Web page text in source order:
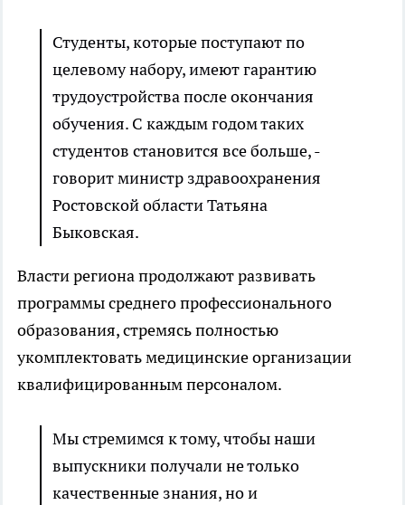
Студенты, которые поступают по
целевому набору, имеют гарантию
трудоустройства после окончания
обучения. С каждым годом таких
студентов становится все больше, -
говорит министр здравоохранения
Ростовской области Татьяна
Быковская.
Власти региона продолжают развивать
программы среднего профессионального
образования, стремясь полностью
укомплектовать медицинские организации
квалифицированным персоналом.
Мы стремимся к тому, чтобы наши
выпускники получали не только
качественные знания, но и